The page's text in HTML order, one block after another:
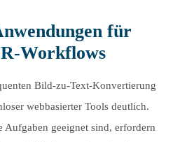
für
Workflows
Bild-zu-Text-Konvertierung
webbasierter Tools deutlich.
Aufgaben geeignet sind, erfordern